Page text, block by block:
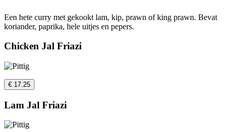
Een hete curry met gekookt lam, kip, prawn of king prawn. Bevat
koriander, paprika, hele uitjes en pepers.
Chicken Jal Friazi
€ 17.25
Lam Jal Friazi